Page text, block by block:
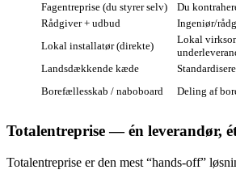
Fagentreprise (du styrer selv)
Du
Rådgiver + udbud
Ingeniør/
Lokal installatør (direkte)
Lokal
Landsdækkende kæde
Borefællesskab / naboboard
Deling af
Totalentreprise — én leverandør,
Totalentreprise er den mest “hands‑off”